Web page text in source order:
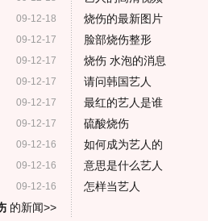
09-12-18
09-12-17
09-12-17
09-12-17
09-12-17
09-12-17
09-12-16
09-12-16
09-12-16
的新闻>>
烧伤的最新图片
脸部烧伤整形
烧伤 水泡的消息
请问韩国艺人
最红的艺人是谁
硫酸烧伤
如何成为艺人的
意思是什么艺人
怎样当艺人